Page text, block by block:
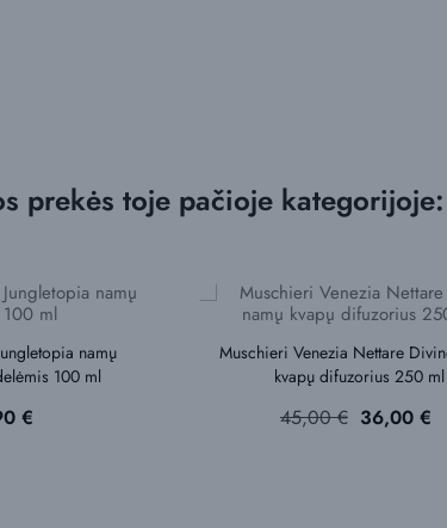
prekės toje pačioje kategorijoje:
namų
100 ml
€
Muschieri Venezia Nettare
kvapų difuzorius 250 ml
Bazinė
45,00 € Kaina
36,00 €